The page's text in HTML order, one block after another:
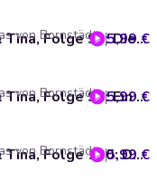
Bibi & Tina, Folge 99: Die Holzdiebe
von Bornstädt 5,99 €
Bibi & Tina, Folge 98: Ein Fall für Dr. Eichhorn
von Bornstädt 5,99 €
Bibi & Tina, Folge 100: Das Waisenfohlen
von Bornstädt 5,99 €